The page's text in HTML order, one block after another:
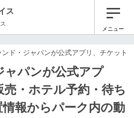
ス
メニュー
ンド・ジャパンが公式アプリ、チケット
ャパンが公式アプ
売・ホテル予約・待ち
情報からパーク内の動